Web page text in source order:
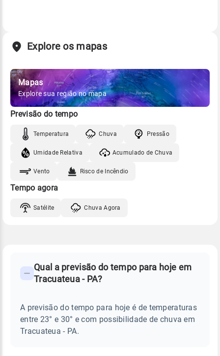
Explore os mapas
Mapas
Explore sua região no mapa
Previsão do tempo
Temperatura Chuva Pressão
Umidade Relativa Acumulado de Chuva
Vento Risco de Incêndio
Tempo agora
Satélite Chuva Agora
PREVISÃO
TEMPO
TRACUATEUA
Perguntas
sobre
chuva
Qual a previsão do tempo para hoje em
Tracuateua - PA?
A previsão do tempo para hoje é de temperaturas
entre 23° e 30° e com possibilidade de chuva em
Tracuateua - PA.